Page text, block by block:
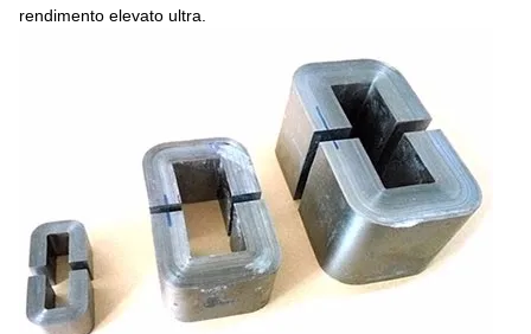
rendimento elevato ultra.